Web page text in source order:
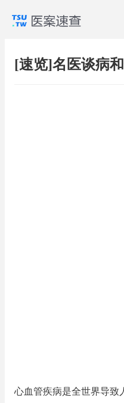
[速览]名医谈病
心血管疾病是全世界导致